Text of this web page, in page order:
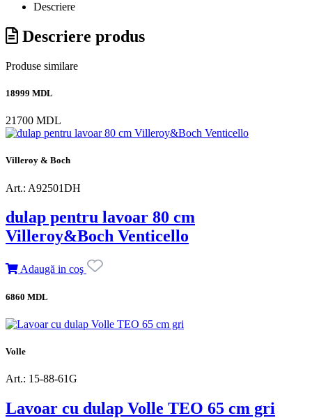
Descriere
Descriere produs
Produse similare
18999 MDL
21700 MDL
Villeroy & Boch
Art.: A92501DH
dulap pentru lavoar 80 cm
Villeroy&Boch Venticello
Adaugă in coş
6860 MDL
Volle
Art.: 15-88-61G
Lavoar cu dulap Volle TEO 65 cm gri